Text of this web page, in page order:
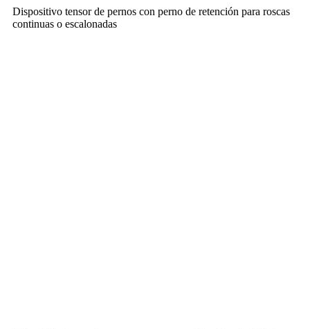
Dispositivo tensor de pernos con perno de retención para roscas
continuas o escalonadas